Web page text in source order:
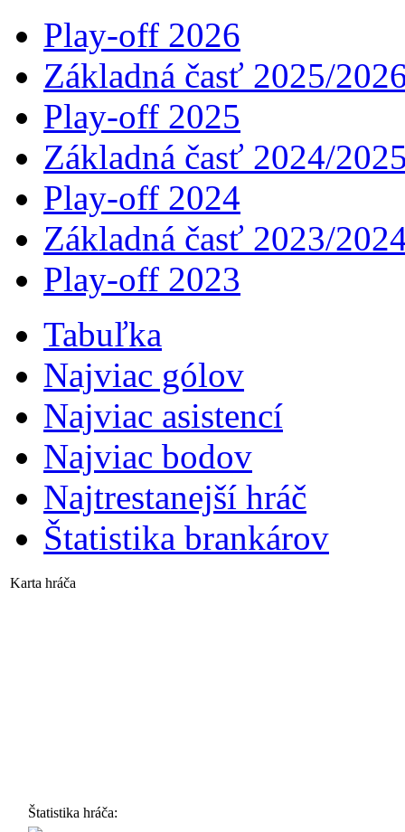
Play-off 2026
Základná časť 2025/
Play-off 2025
Základná časť 2024/
Play-off 2024
Základná časť 2023/
Play-off 2023
Tabuľka
Najviac gólov
Najviac asistencí­
Najviac bodov
Najtrestanejší hráč
Štatistika brankárov
Karta hráča
Štatistika hráča: